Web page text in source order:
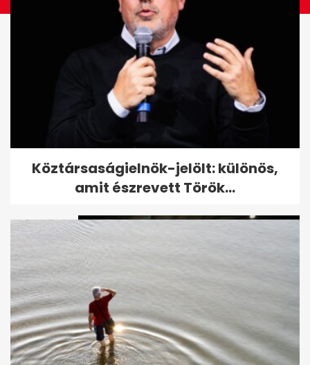
"Szereted a délutáni alvást?" -
Orbán gyerekek kérdéseire...
Köztársaságielnök-jelölt: különös,
amit észrevett Török...